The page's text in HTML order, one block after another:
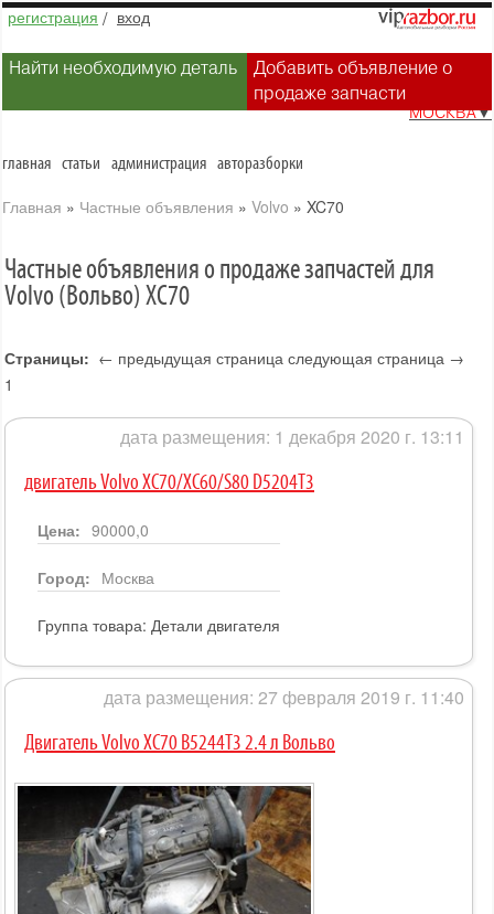
регистрация / вход
Найти необходимую деталь
Добавить объявление о
продаже запчасти
МОСКВА▼
главная статьи администрация авторазборки
Главная » Частные объявления » Volvo » XC70
Частные объявления о продаже запчастей для
Volvo (Вольво) XC70
Страницы: ← предыдущая страница следующая страница →
1
дата размещения: 1 декабря 2020 г. 13:11
двигатель Volvo XC70/XC60/S80 D5204T3
Цена: 90000,0
Город: Москва
Группа товара: Детали двигателя
дата размещения: 27 февраля 2019 г. 11:40
Двигатель Volvo XC70 B5244T3 2.4 л Вольво